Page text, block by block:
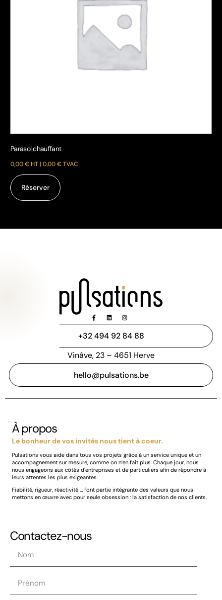
Chauffage mobile à air pulsé
Réserver